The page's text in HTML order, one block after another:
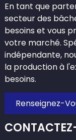
En tant que
secteur des
besoins et vous
votre marché.
indépendante,
la production à
besoins.
Renseignez-